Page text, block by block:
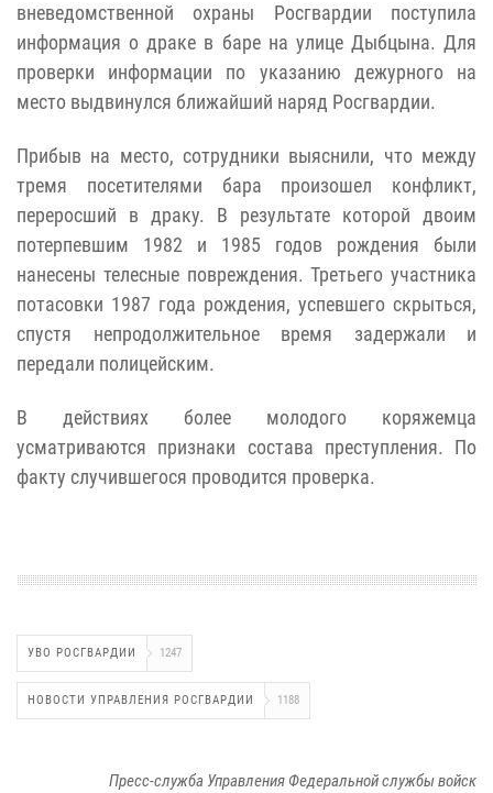
вневедомственной охраны Росгвардии поступила
информация о драке в баре на улице Дыбцына. Для
проверки информации по указанию дежурного на
место выдвинулся ближайший наряд Росгвардии.
Прибыв на место, сотрудники выяснили, что между
тремя посетителями бара произошел конфликт,
переросший в драку. В результате которой двоим
потерпевшим 1982 и 1985 годов рождения были
нанесены телесные повреждения. Третьего участника
потасовки 1987 года рождения, успевшего скрыться,
спустя непродолжительное время задержали и
передали полицейским.
В действиях более молодого коряжемца
усматриваются признаки состава преступления. По
факту случившегося проводится проверка.
УВО РОСГВАРДИИ 1247
НОВОСТИ УПРАВЛЕНИЯ РОСГВАРДИИ 1188
Пресс-служба Управления Федеральной службы войск